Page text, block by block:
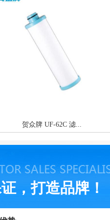
贺众牌 UF-62C 滤...
，打造品牌！